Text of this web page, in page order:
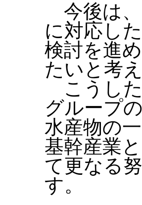
今後は、
に対応し
検討を進
たいと考
こうした
グループ
水産物の
基幹産業
て更なる
す。